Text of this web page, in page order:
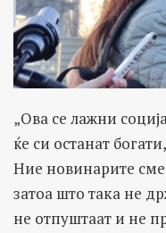
„Ова се лажни
ќе си останат
Ние новинарите сме
затоа што така не
не отпуштаат и не